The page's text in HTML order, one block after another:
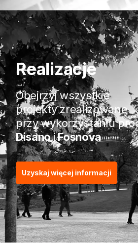
Realizacje
Obejrzyj wszystkie
projekty zrealizowane
przy wykorzystaniu
DisanoiFosnova
Uzyskaj więcej informacji